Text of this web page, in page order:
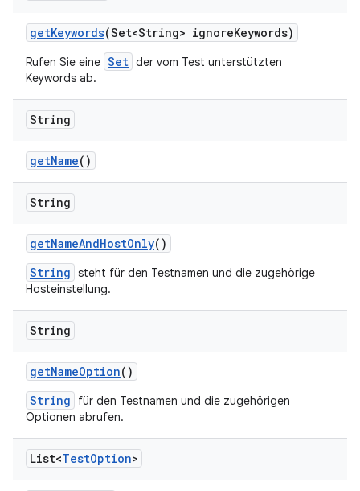
getKeywords(Set<String> ignoreKeywords)
Rufen Sie eine Set der vom Test unterstützten
Keywords ab.
String
getName()
String
getNameAndHostOnly()
String steht für den Testnamen und die zugehörige
Hosteinstellung.
String
getNameOption()
String
für den Testnamen und die zugehörigen
Optionen abrufen.
List<TestOption>